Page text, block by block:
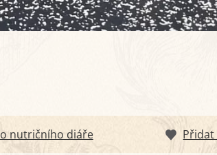
nutričního diáře Přidat